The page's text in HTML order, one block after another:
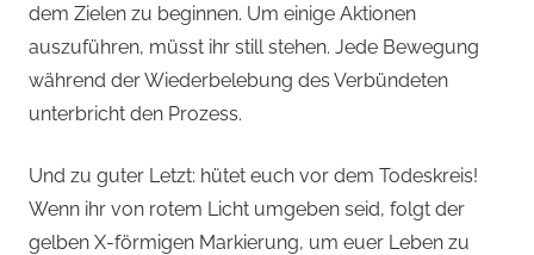
dem Zielen zu beginnen. Um einige Aktionen
auszuführen, müsst ihr still stehen. Jede Bewegung
während der Wiederbelebung des Verbündeten
unterbricht den Prozess.
Und zu guter Letzt: hütet euch vor dem Todeskreis!
Wenn ihr von rotem Licht umgeben seid, folgt der
gelben X-förmigen Markierung, um euer Leben zu